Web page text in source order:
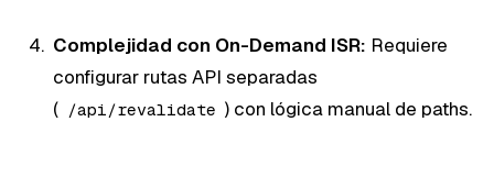
Complejidad con On-Demand ISR: Requiere
configurar rutas API separadas
( /api/revalidate ) con lógica manual de paths.